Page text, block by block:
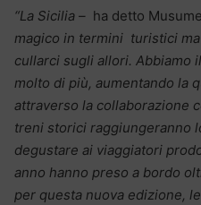
“La Sicilia – ha detto
magico in termini turistici
cullarci sugli allori. Abbiamo
molto di più, aumentando la
attraverso la collaborazione
treni storici raggiungeranno
degustare ai viaggiatori
anno hanno preso a bordo
per questa nuova edizione,